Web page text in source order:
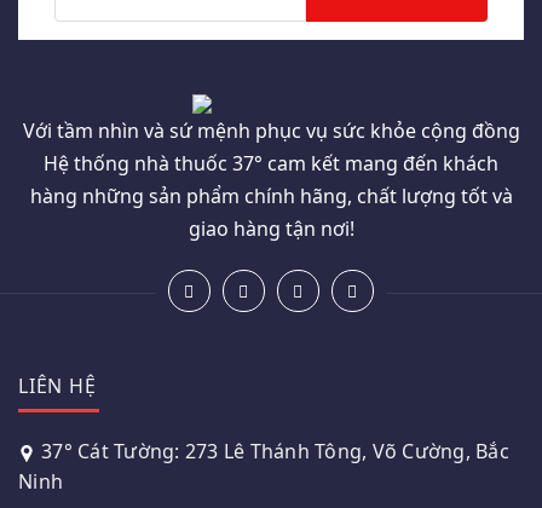
Với tầm nhìn và sứ mệnh phục vụ sức khỏe cộng đồng
Hệ thống nhà thuốc 37° cam kết mang đến khách
hàng những sản phẩm chính hãng, chất lượng tốt và
giao hàng tận nơi!
LIÊN HỆ
37° Cát Tường: 273 Lê Thánh Tông, Võ Cường, Bắc
Ninh